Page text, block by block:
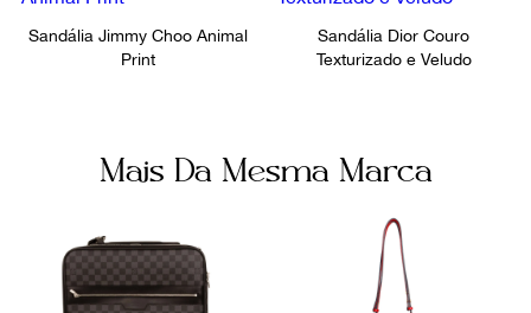
Sandália Jimmy Choo Animal
Print
Sandália Dior Couro
Texturizado e Veludo
Mais Da Mesma Marca